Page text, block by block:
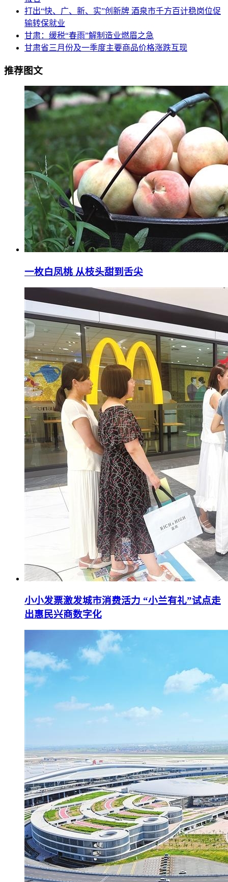
打出“快、广、新、实”创新牌 酒泉市千方百计稳岗位促
输转保就业
甘肃：缓税“春雨”解制造业燃眉之急
甘肃省三月份及一季度主要商品价格涨跌互现
推荐图文
一枚白凤桃 从枝头甜到舌尖
小小发票激发城市消费活力 “小兰有礼”试点走
出惠民兴商数字化